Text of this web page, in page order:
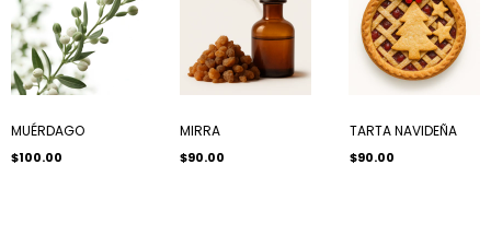
MUÉRDAGO
$100.00
MIRRA
$90.00
TARTA NAVIDEÑA
$90.00